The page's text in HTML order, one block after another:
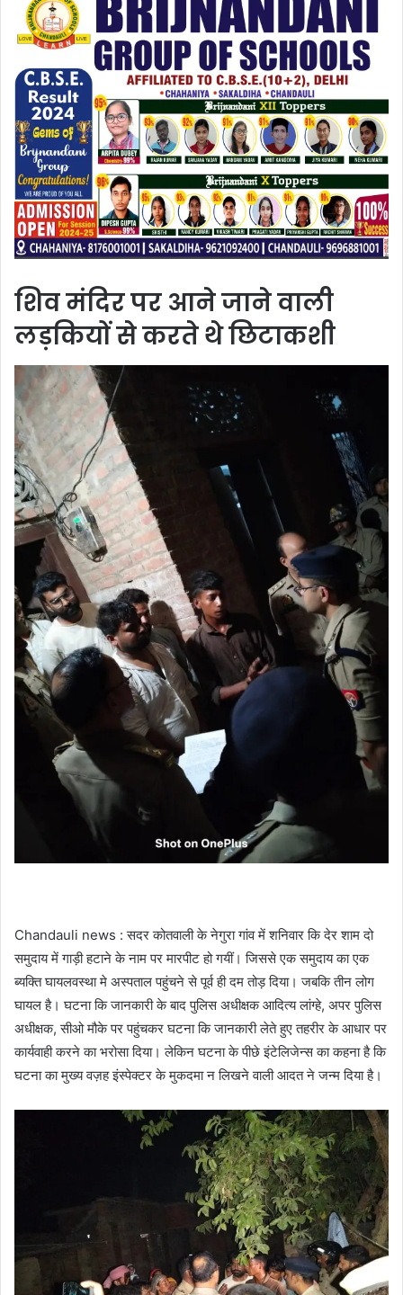
शिव मंदिर पर आने जाने वाली
लड़कियों से करते थे छिटाकशी
Chandauli news : सदर कोतवाली के नेगुरा गांव में शनिवार कि देर शाम दो
समुदाय में गाड़ी हटाने के नाम पर मारपीट हो गयीं। जिससे एक समुदाय का एक
ब्यक्ति घायलवस्था मे अस्पताल पहुंचने से पूर्व ही दम तोड़ दिया। जबकि तीन लोग
घायल है। घटना कि जानकारी के बाद पुलिस अधीक्षक आदित्य लांग्हे, अपर पुलिस
अधीक्षक, सीओ मौके पर पहुंचकर घटना कि जानकारी लेते हुए तहरीर के आधार पर
कार्यवाही करने का भरोसा दिया। लेकिन घटना के पीछे इंटेलिजेन्स का कहना है कि
घटना का मुख्य वज़ह इंस्पेक्टर के मुकदमा न लिखने वाली आदत ने जन्म दिया है।